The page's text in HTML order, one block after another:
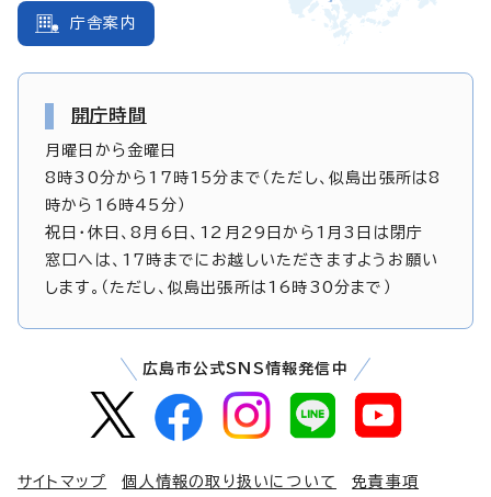
庁舎案内
開庁時間
月曜日から金曜日
8時30分から17時15分まで（ただし、似島出張所は8
時から16時45分）
祝日・休日、8月6日、12月29日から1月3日は閉庁
窓口へは、17時までにお越しいただきますようお願い
します。（ただし、似島出張所は16時30分まで）
広島市公式SNS情報発信中
サイトマップ 個人情報の取り扱いについて 免責事項